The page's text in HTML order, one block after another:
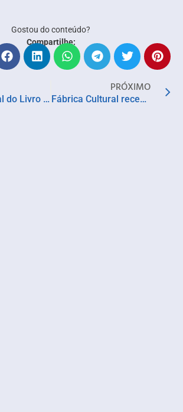
Gostou do conteúdo?
Compartilhe:
Dia Nacional do Livro Infantil. Conheça Yalle Tárique, o menino escritor baiano que vai longe…
PRÓXIMO
Fábrica Cultural recebe World Creativity Day Brazil neste sábado (20)